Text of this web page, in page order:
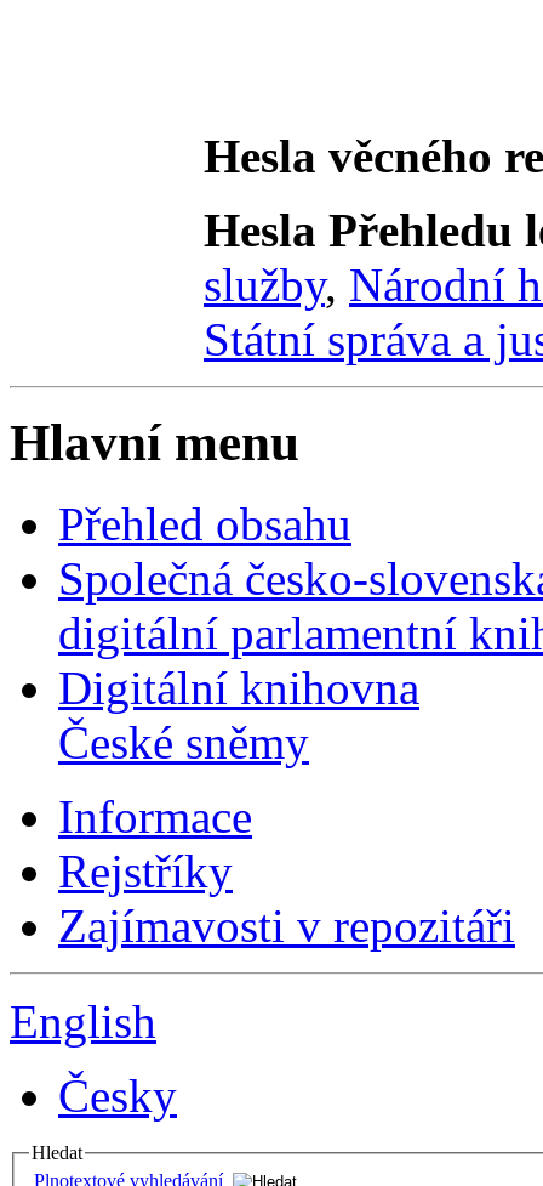
Hesla věcného
Hesla Přehledu
služby, Národní
Státní správa a
Hlavní menu
Přehled obsahu
Společná česko-
digitální parlamentní
Digitální knihovna
České sněmy
Informace
Rejstříky
Zajímavosti v repozitáři
English
Česky
Hledat
Plnotextové vyhledávání